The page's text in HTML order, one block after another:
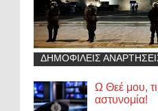
ΔΗΜΟΦΙΛΕΙΣ
Ω Θεέ μου,
αστυνομία!